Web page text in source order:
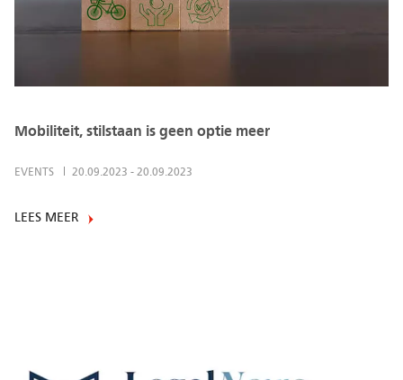
Mobiliteit, stilstaan is geen optie meer
EVENTS 20.09.2023 - 20.09.2023
LEES MEER